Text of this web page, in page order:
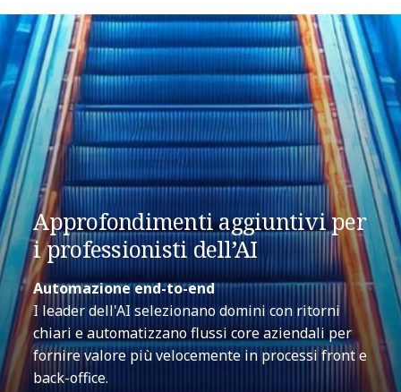
Approfondimenti aggiuntivi per
i professionisti dell’AI
Automazione end-to-end
I leader dell'AI selezionano domini con ritorni
chiari e automatizzano flussi core aziendali per
fornire valore più velocemente in processi front e
back-office.